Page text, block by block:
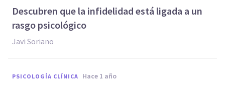
Descubren que la infidelidad está ligada a un
rasgo psicológico
Javi Soriano
PSICOLOGÍA CLÍNICA hace 1 año